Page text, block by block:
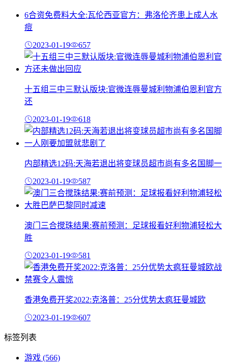
6合资免费料大全:瓦伦西亚官方：弗洛伦齐患上成人水
痘
2023-01-19 657
十五组三中三默认版块:官微连辱曼城利物浦伯恩利官方
还
2023-01-19 618
内部精选12码:天海若退出将变球员超市尚有多名国脚一
2023-01-19 587
澳门三合搅珠结果:赛前预测：足球报看好利物浦轻松大
胜
2023-01-19 581
香港免费开奖2022:克洛普：25分优势太疯狂曼城欧
2023-01-19 607
标签列表
游戏 (566)